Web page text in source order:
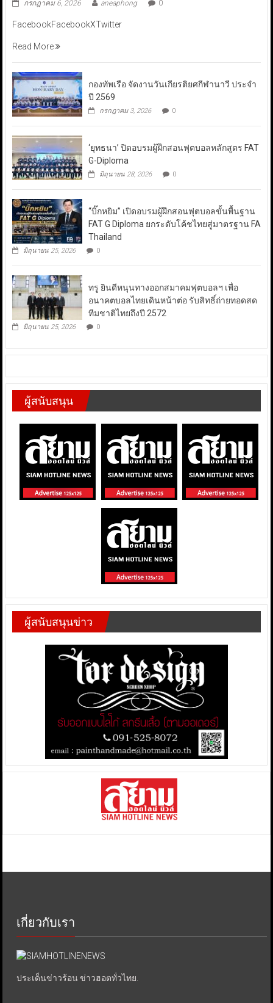
กรกฎาคม 6, 2026 aneaphong 0
FacebookFacebookXTwitter
Read More
กองทัพเรือ จัดงานวันเกียรติยศกีฬานาวี ประจำ
ปี 2569
กรกฎาคม 3, 2026 0
‘ยุทธนา’ ปิดอบรมผู้ฝึกสอนฟุตบอลหลักสูตร FAT
G-Diploma
มิถุนายน 28, 2026 0
“บิ๊กหยิม” เปิดอบรมผู้ฝึกสอนฟุตบอลขั้นพื้นฐาน
FAT G Diploma ยกระดับโค้ชไทยสู่มาตรฐาน FA
Thailand
มิถุนายน 25, 2026 0
ทรู ยินดีหนุนทางออกสมาคมฟุตบอลฯ เพื่อ
อนาคตบอลไทยเดินหน้าต่อ รับสิทธิ์ถ่ายทอดสด
ทีมชาติไทยถึงปี 2572
มิถุนายน 25, 2026 0
ผู้สนับสนุน
ผู้สนับสนุนข่าว
เกี่ยวกับเรา
ประเด็นข่าวร้อน ข่าวฮอตทั่วไทย.